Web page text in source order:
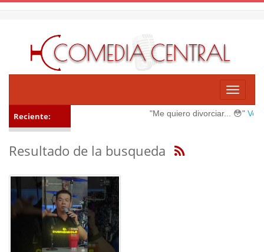
Toggle
Reciente: "Me quiero divorciar... 😳" Ver
Resultado de la busqueda